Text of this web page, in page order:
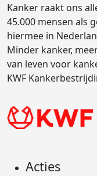
Kanker raakt ons
45.000 mensen als
hiermee in
Minder kanker,
van leven voor
KWF
Acties